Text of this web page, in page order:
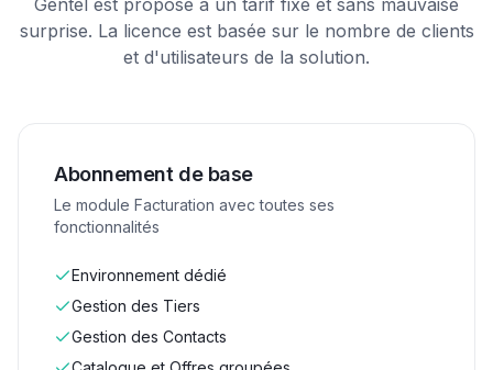
Gentel est proposé à un tarif fixe et sans mauvaise
surprise. La licence est basée sur le nombre de clients
et d'utilisateurs de la solution.
Abonnement de base
Le module Facturation avec toutes ses
fonctionnalités
Environnement dédié
Gestion des Tiers
Gestion des Contacts